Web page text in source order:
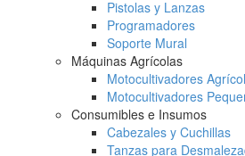
Pistolas y Lanzas
Programadores
Soporte Mural
Máquinas Agrícolas
Motocultivadores
Motocultivadores
Consumibles e Insumos
Cabezales y Cuchillas
Tanzas para